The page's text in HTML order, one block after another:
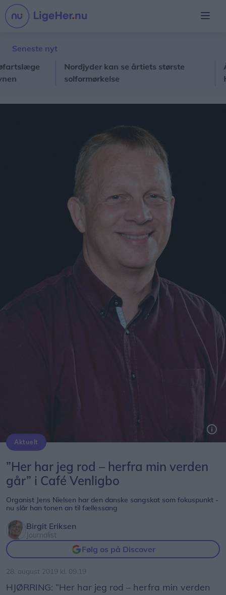
Seneste nyt
Nordjyder kan se årtiets største
solformørkelse
Aktuelt
”Her har jeg rod – herfra min verden
går” i Café Venligbo
Organist Jens Nielsen har den danske sangskat som fokuspunkt -
nu slår han tonen an til fællessang
Birgit Eriksen
Journalist
Følg os på Discover
28. august 2019 kl. 09.19
HJØRRING: ”Her har jeg rod – herfra min verden